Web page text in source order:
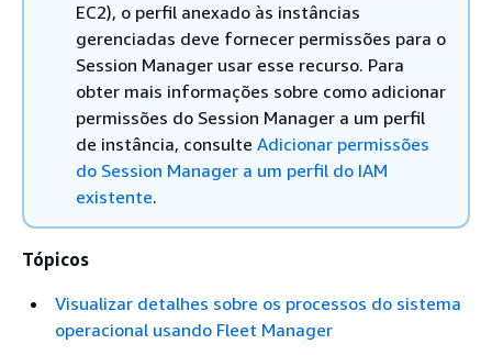
EC2), o perfil anexado às instâncias
gerenciadas deve fornecer permissões para o
Session Manager usar esse recurso. Para
obter mais informações sobre como adicionar
permissões do Session Manager a um perfil
de instância, consulte Adicionar permissões
do Session Manager a um perfil do IAM
existente.
Tópicos
Visualizar detalhes sobre os processos do sistema
operacional usando Fleet Manager